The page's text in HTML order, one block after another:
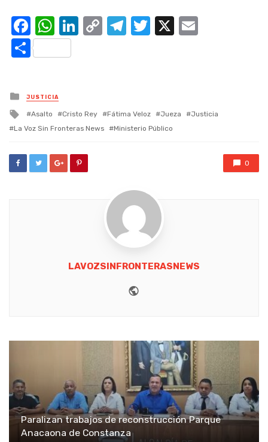
Facebook
WhatsApp
LinkedIn
CopyTelegram
Twitter
X
Compartir
Posted
in
JUSTICIA
Tagged
with
Asalto Cristo Rey Fátima Veloz Jueza
Justicia
La Voz Sin Fronteras News
Ministerio Público
0
LAVOZSINFRONTERASNEWS
Paralizan trabajos de reconstrucción Parque
Anacaona de Constanza